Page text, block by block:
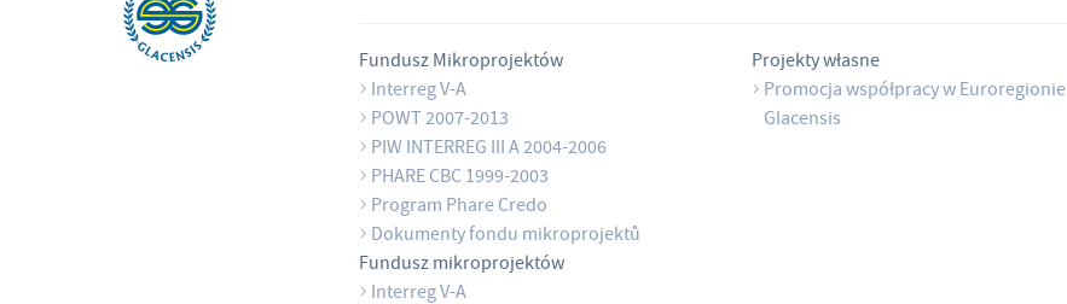
Fundusz Mikroprojektów
Interreg V-A
POWT 2007-2013
PIW INTERREG III A 2004-2006
PHARE CBC 1999-2003
Program Phare Credo
Dokumenty fondu mikroprojektů
Fundusz mikroprojektów
Interreg V-A
Projekty własne
Promocja współpracy w Euroregionie
Glacensis